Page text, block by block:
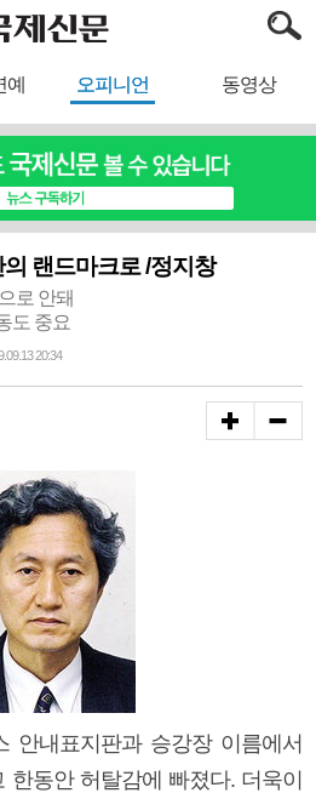
예 오피니언 동영상
랜드마크로 /정지창
로 안돼
도 중요
20:34
안내표지판과 승강장 이름에서
한동안 허탈감에 빠졌다. 더욱이